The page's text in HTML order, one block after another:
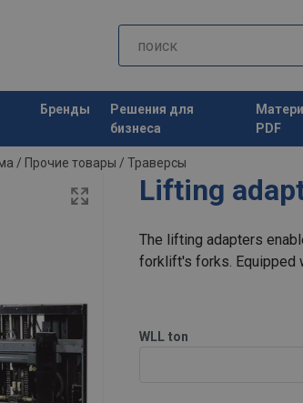
Бренды
Решения для
бизнеса
PDF
/ Прочие товары / Траверсы
Lifting
The lifting adapters
forklift's forks. Equipped
WLL ton